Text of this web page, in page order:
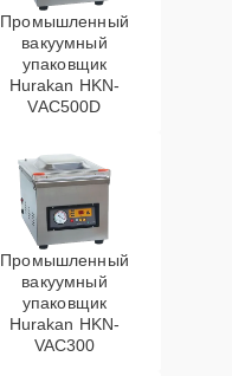
Промышленный
вакуумный
упаковщик
Hurakan HKN-
VAC500D
Промышленный
вакуумный
упаковщик
Hurakan HKN-
VAC300